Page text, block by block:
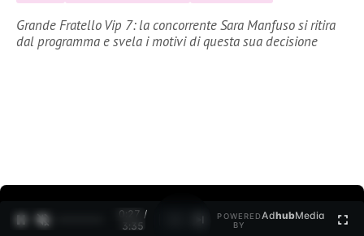
Grande Fratello Vip 7: la concorrente Sara Manfuso si ritira
dal programma e svela i motivi di questa sua decisione
0:28 /
3:35
POWERED
BY
AdhubMedia